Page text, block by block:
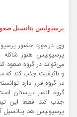
پرسپولیس پتانسیل
وی در مورد حضور
پرسپولیس هنوز
می‌تواند در گروه صعود
و باکیفیت جذب کند که
در گروه قرار دارد
گروه النصر عربستان
جذب کند. قطعا این
پرسپولیس هم پتانسیل